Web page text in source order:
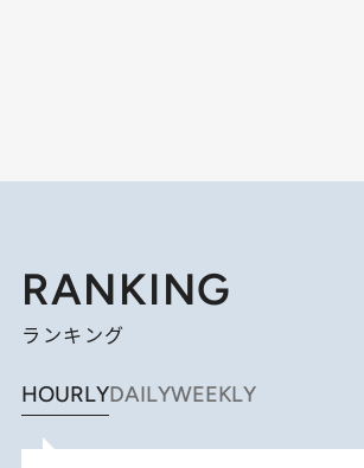
RANKING
ランキング
HOURLYDAILYWEEKLY